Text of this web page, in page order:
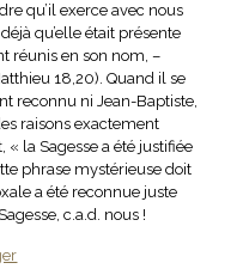
qu’il exerce avec nous
qu’elle était présente
réunis en son nom, –
18,20). Quand il se
reconnu ni Jean-Baptiste,
raisons exactement
la Sagesse a été justifiée
phrase mystérieuse doit
a été reconnue juste
c.a.d. nous !